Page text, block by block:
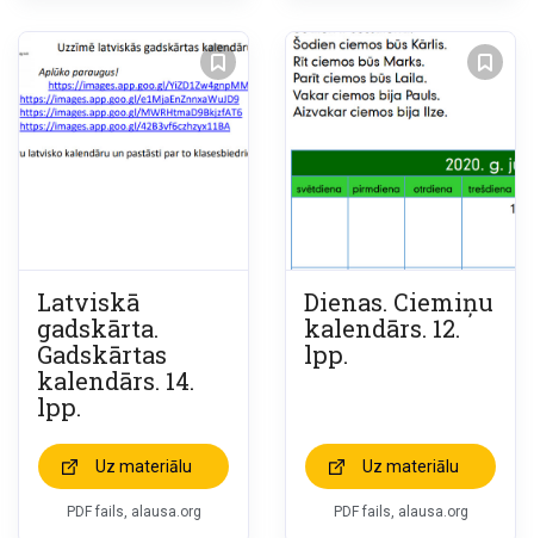
Latviskā
gadskārta.
Gadskārtas
kalendārs. 14.
lpp.
Uz materiālu
PDF fails, alausa.org
Dienas. Ciemiņu
kalendārs. 12.
lpp.
Uz materiālu
PDF fails, alausa.org